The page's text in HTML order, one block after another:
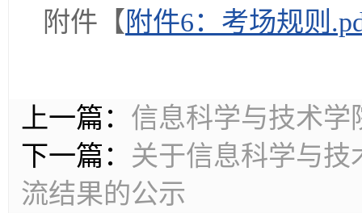
附件【 附件6：考场规则
上一篇： 信息科学与技术学
下一篇： 关于信息科学与技
流结果的公示